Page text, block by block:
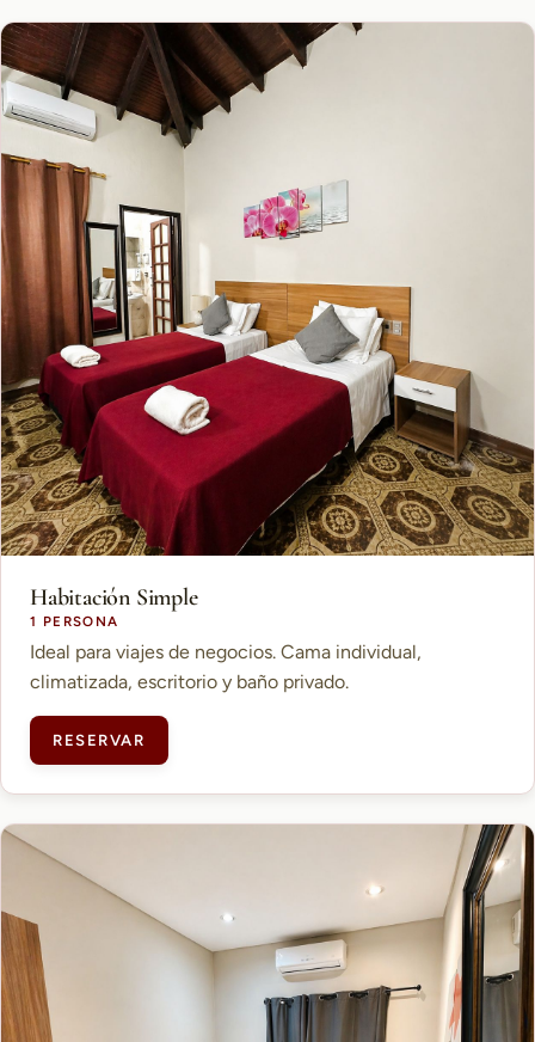
Habitación Simple
1 PERSONA
Ideal para viajes de negocios. Cama individual,
climatizada, escritorio y baño privado.
RESERVAR